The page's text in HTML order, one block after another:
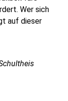
Wer sich
auf dieser